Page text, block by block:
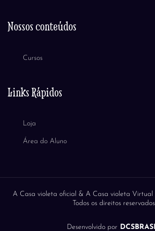
Nossos conteúdos
Cursos
Links Rápidos
Loja
Área do Aluno
A Casa violeta oficial & A Casa violeta Virtual
Todos os direitos reservados
Desenvolvido por